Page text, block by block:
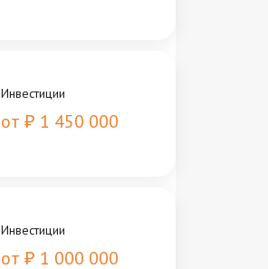
Инвестиции
от ₽ 1 450 000
Инвестиции
от ₽ 1 000 000